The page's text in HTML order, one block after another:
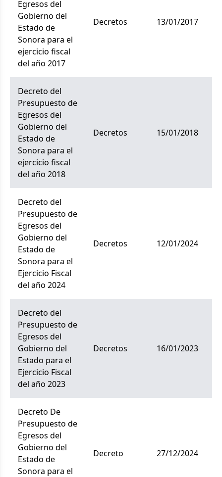
Egresos del
Gobierno del
Estado de
Sonora para el
ejercicio fiscal
del año 2017
decretos 13/01/2017
Decreto del
Presupuesto de
Egresos del
Gobierno del
Estado de
Sonora para el
ejercicio fiscal
del año 2018
decretos 15/01/2018
Decreto del
Presupuesto de
Egresos del
Gobierno del
Estado de
Sonora para el
Ejercicio Fiscal
del año 2024
decretos 12/01/2024
Decreto del
Presupuesto de
Egresos del
Gobierno del
Estado para el
Ejercicio Fiscal
del año 2023
decretos 16/01/2023
Decreto De
Presupuesto de
Egresos del
Gobierno del
Estado de
Sonora para el
decreto 27/12/2024